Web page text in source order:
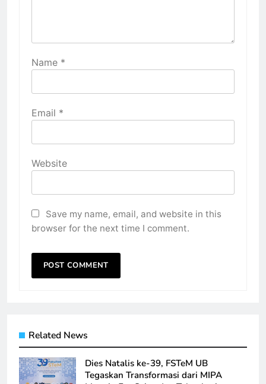
Name *
Email *
Website
Save my name, email, and website in this
browser for the next time I comment.
Related News
Dies Natalis ke-39, FSTeM UB
Tegaskan Transformasi dari MIPA